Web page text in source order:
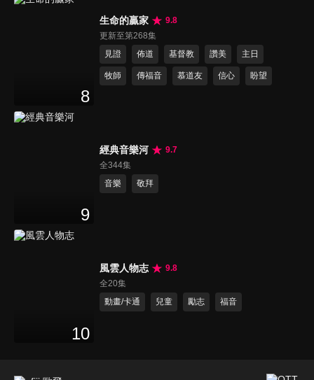
8
生命的贏家
9.8
更新至第268集
見證
佈道 基督教 讚美 主日
牧師 傳福音 慕道友 信心 盼望
9
經典音樂河
9.7
全344集
音樂
敬拜
10
風雲人物志
9.8
全20集
動畫/卡通
兒童 勵志 福音